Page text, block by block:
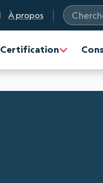
À propos
Certification